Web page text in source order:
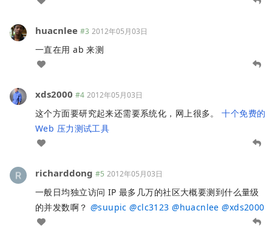
huacnlee #3 2012年05月03日
一直在用 ab 来测
xds2000 #4 2012年05月03日
这个方面要研究起来还需要系统化，网上很多。十个免费的
Web 压力测试工具
richarddong #5 2012年05月03日
一般日均独立访问 IP 最多几万的社区大概要测到什么量级
的并发数啊？ @suupic @clc3123 @huacnlee @xds2000